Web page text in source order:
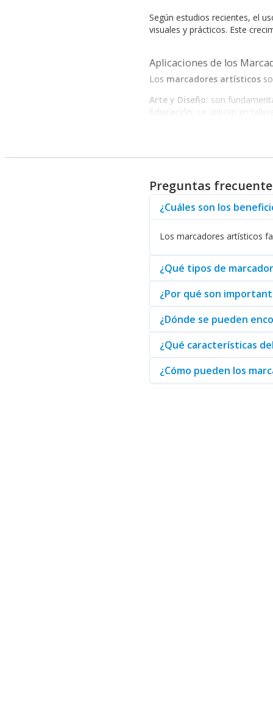
Según estudios recientes, el
visuales y prácticos. Este
Aplicaciones de los
Los marcadores artísticos
Arte y Diseño: son
Educación:
se utilizan en
Estándares y Certificaciones
seguridad, como el
en la decisión de compra
¿Por qué elegir
Variedad de opciones:desde
Calidad garantizada:todos
Conveniencia:el
Para garantizar que su
de equiparse con los mejores
Preguntas
¿Cuáles son los
Los marcadores artísticos
¿Qué tipos de
¿Por qué son
¿Dónde se pueden
¿Qué características
¿Cómo pueden los